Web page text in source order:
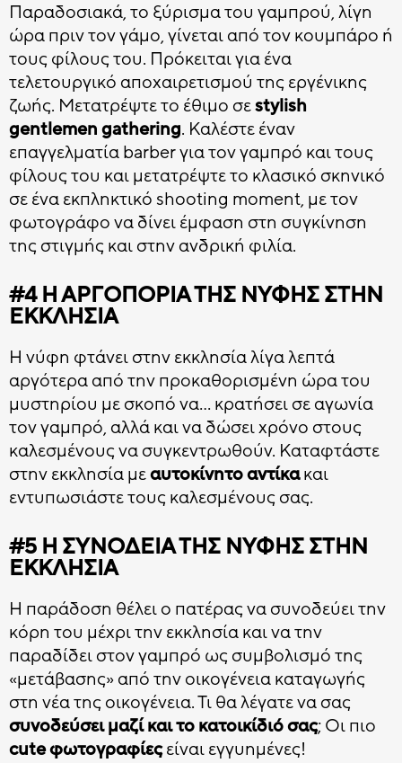
Παραδοσιακά, το ξύρισμα του γαμπρού, λίγη
ώρα πριν τον γάμο, γίνεται από τον κουμπάρο ή
τους φίλους του. Πρόκειται για ένα
τελετουργικό αποχαιρετισμού της εργένικης
ζωής. Μετατρέψτε το έθιμο σεstylish
gentlemen gathering. Καλέστε έναν
επαγγελματία barber για τον γαμπρό και τους
φίλους του και μετατρέψτε το κλασικό σκηνικό
σε ένα εκπληκτικό shooting moment, με τον
φωτογράφο να δίνει έμφαση στη συγκίνηση
της στιγμής και στην ανδρική φιλία.
#4 Η ΑΡΓΟΠΟΡΊΑ ΤΗΣ ΝΎΦΗΣ ΣΤΗΝ
ΕΚΚΛΗΣΊΑ
Η νύφη φτάνει στην εκκλησία λίγα λεπτά
αργότερα από την προκαθορισμένη ώρα του
μυστηρίου με σκοπό να… κρατήσει σε αγωνία
τον γαμπρό, αλλά και να δώσει χρόνο στους
καλεσμένους να συγκεντρωθούν. Καταφτάστε
στην εκκλησία μεαυτοκίνητο αντίκακαι
εντυπωσιάστε τους καλεσμένους σας.
#5 Η ΣΥΝΟΔΕΊΑ ΤΗΣ ΝΎΦΗΣ ΣΤΗΝ
ΕΚΚΛΗΣΊΑ
Η παράδοση θέλει ο πατέρας να συνοδεύει την
κόρη του μέχρι την εκκλησία και να την
παραδίδει στον γαμπρό ως συμβολισμό της
«μετάβασης» από την οικογένεια καταγωγής
στη νέα της οικογένεια. Τι θα λέγατε να σας
συνοδεύσει μαζί και το κατοικίδιό σας; Οι πιο
cute φωτογραφίεςείναι εγγυημένες!